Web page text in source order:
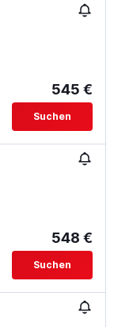
545 €
Suchen
548 €
Suchen